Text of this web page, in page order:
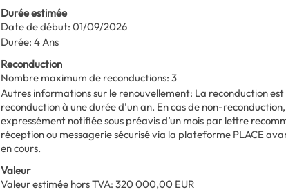
Durée estimée
Date de début: 01/09/2026
Durée: 4Ans
Reconduction
Nombre maximum de reconductions: 3
Autres informations sur le renouvellement: La reconduction
reconduction à une durée d'un an. En cas de non-
expressément notifiée sous préavis d’un mois par lettre
réception ou messagerie sécurisé via la plateforme PLACE
en cours.
Valeur
Valeur estimée hors TVA: 320 000,00 EUR